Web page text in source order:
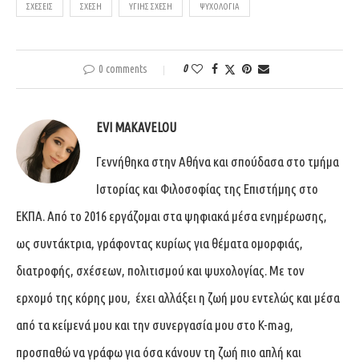
ΣΧΈΣΕΙΣ ΣΧΈΣΗ ΥΓΙΉΣ ΣΧΈΣΗ ΨΥΧΟΛΟΓΊΑ
0 comments 0
EVI MAKAVELOU
Γεννήθηκα στην Αθήνα και σπούδασα στο τμήμα
Ιστορίας και Φιλοσοφίας της Επιστήμης στο
ΕΚΠΑ. Από το 2016 εργάζομαι στα ψηφιακά μέσα ενημέρωσης,
ως συντάκτρια, γράφοντας κυρίως για θέματα ομορφιάς,
διατροφής, σχέσεων, πολιτισμού και ψυχολογίας. Με τον
ερχομό της κόρης μου, έχει αλλάξει η ζωή μου εντελώς και μέσα
από τα κείμενά μου και την συνεργασία μου στο K-mag,
προσπαθώ να γράφω για όσα κάνουν τη ζωή πιο απλή και